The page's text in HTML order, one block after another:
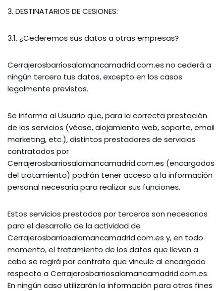
3. DESTINATARIOS DE CESIONES:
3.1. ¿Cederemos sus datos a otras empresas?
Cerrajerosbarriosalamancamadrid.com.es no cederá a
ningún tercero tus datos, excepto en los casos
legalmente previstos.
Se informa al Usuario que, para la correcta prestación
de los servicios (véase, alojamiento web, soporte, email
marketing, etc.), distintos prestadores de servicios
contratados por
Cerrajerosbarriosalamancamadrid.com.es (encargados
del tratamiento) podrán tener acceso a la información
personal necesaria para realizar sus funciones.
Estos servicios prestados por terceros son necesarios
para el desarrollo de la actividad de
Cerrajerosbarriosalamancamadrid.com.es y, en todo
momento, el tratamiento de los datos que lleven a
cabo se regirá por contrato que vincule al encargado
respecto a Cerrajerosbarriosalamancamadrid.com.es.
En ningún caso utilizarán la información para otros fines